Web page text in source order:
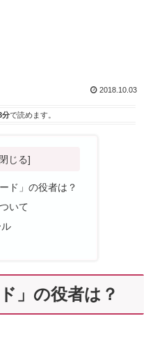
2018.10.03
分で読めます。
ド」の役者は？
いて
」の役者は？